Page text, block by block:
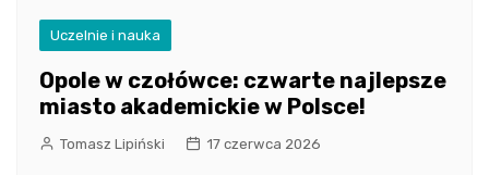
Uczelnie i nauka
Opole w czołówce: czwarte najlepsze
miasto akademickie w Polsce!
Tomasz Lipiński 17 czerwca 2026